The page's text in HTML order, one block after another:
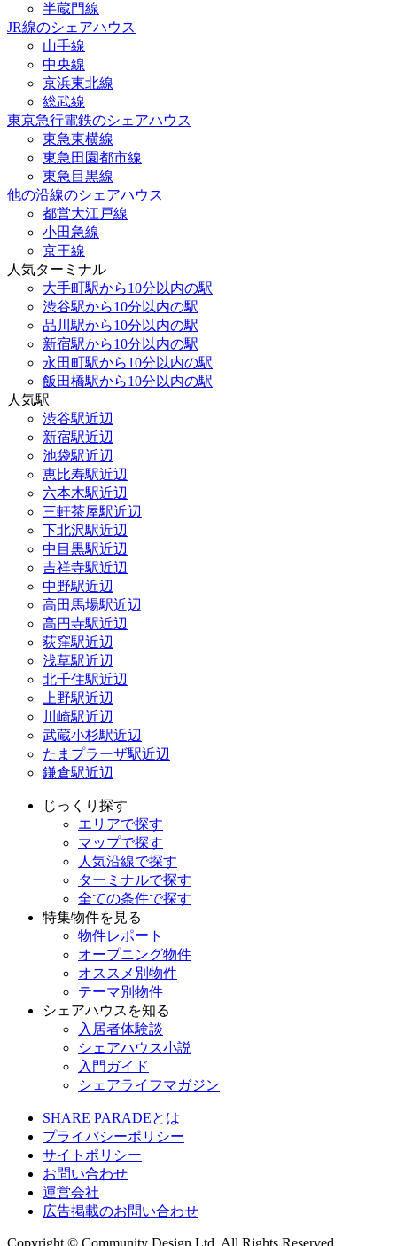
半蔵門線
JR線のシェアハウス
山手線
中央線
京浜東北線
総武線
東京急行電鉄のシェアハウス
東急東横線
東急田園都市線
東急目黒線
他の沿線のシェアハウス
都営大江戸線
小田急線
京王線
人気ターミナル
大手町駅から10分以内の駅
渋谷駅から10分以内の駅
品川駅から10分以内の駅
新宿駅から10分以内の駅
永田町駅から10分以内の駅
飯田橋駅から10分以内の駅
人気駅
渋谷駅近辺
新宿駅近辺
池袋駅近辺
恵比寿駅近辺
六本木駅近辺
三軒茶屋駅近辺
下北沢駅近辺
中目黒駅近辺
吉祥寺駅近辺
中野駅近辺
高田馬場駅近辺
高円寺駅近辺
荻窪駅近辺
浅草駅近辺
北千住駅近辺
上野駅近辺
川崎駅近辺
武蔵小杉駅近辺
たまプラーザ駅近辺
鎌倉駅近辺
じっくり探す
エリアで探す
マップで探す
人気沿線で探す
ターミナルで探す
全ての条件で探す
特集物件を見る
物件レポート
オープニング物件
オススメ別物件
テーマ別物件
シェアハウスを知る
入居者体験談
シェアハウス小説
入門ガイド
シェアライフマガジン
SHARE PARADEとは
プライバシーポリシー
サイトポリシー
お問い合わせ
運営会社
広告掲載のお問い合わせ
Copyright © Community Design Ltd. All Rights Reserved.